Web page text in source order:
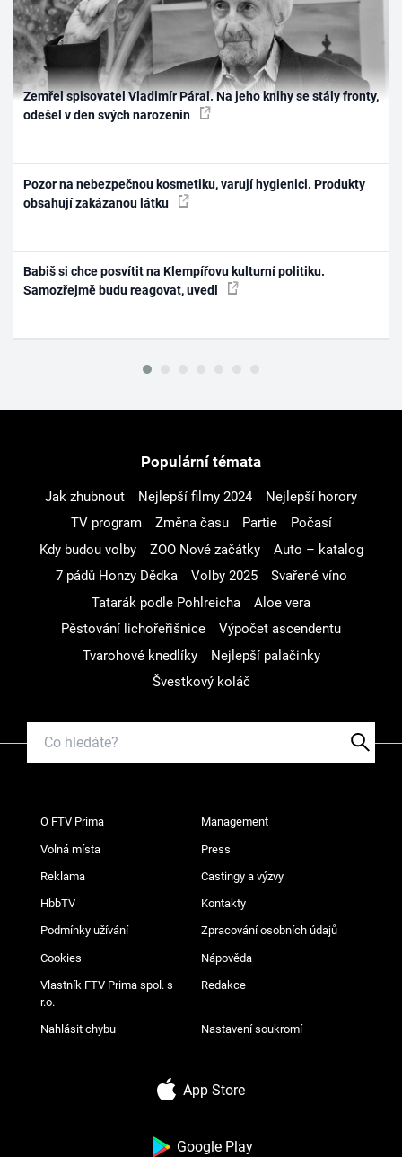
Zemřel spisovatel Vladimír Páral. Na jeho knihy se stály fronty,
odešel v den svých narozenin
Pozor na nebezpečnou kosmetiku, varují hygienici. Produkty
obsahují zakázanou látku
Babiš si chce posvítit na Klempířovu kulturní politiku.
Samozřejmě budu reagovat, uvedl
Populární témata
Jak zhubnout Nejlepší filmy 2024
Nejlepší horory
TV program
Změna času Partie
Počasí
Kdy budou volby
ZOO Nové začátky
Auto – katalog
7 pádů Honzy Dědka
Volby 2025
Svařené víno
Tatarák podle Pohlreicha
Aloe vera
Pěstování lichořeřišnice
Výpočet ascendentu
Tvarohové knedlíky
Nejlepší palačinky
Švestkový koláč
O FTV Prima Management
Volná místa Press
Reklama Castingy a výzvy
HbbTV Kontakty
Podmínky užívání Zpracování osobních údajů
Cookies Nápověda
Vlastník FTV Prima spol. s
r.o.
Redakce
Nahlásit chybu Nastavení soukromí
App Store
Google Play